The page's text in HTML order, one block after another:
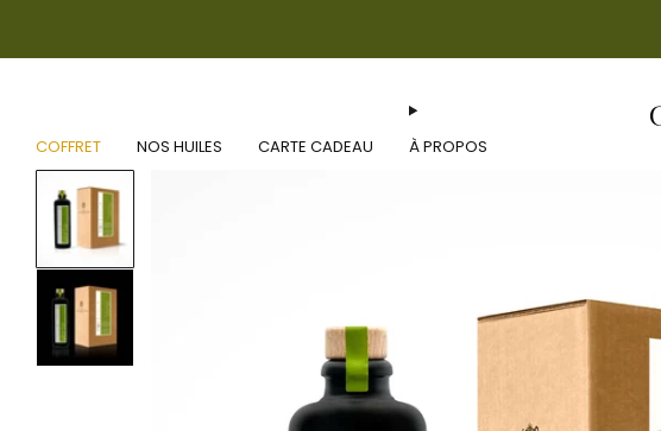
COFFRET NOS HUILES CARTE CADEAU À PROPOS